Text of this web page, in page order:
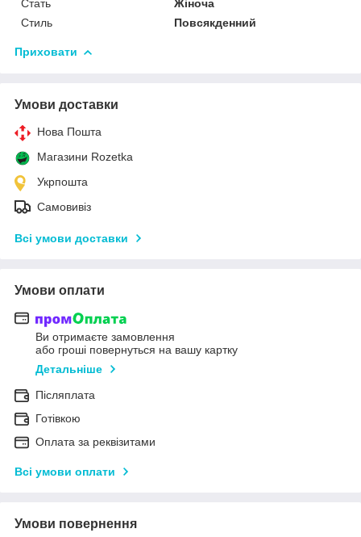
Стать
Жіноча
Стиль
Повсякденний
Приховати
Умови доставки
Нова Пошта
Магазини Rozetka
Укрпошта
Самовивіз
Всі умови доставки
Умови оплати
Ви отримаєте замовлення
або гроші повернуться на вашу картку
Детальніше
Післяплата
Готівкою
Оплата за реквізитами
Всі умови оплати
Умови повернення